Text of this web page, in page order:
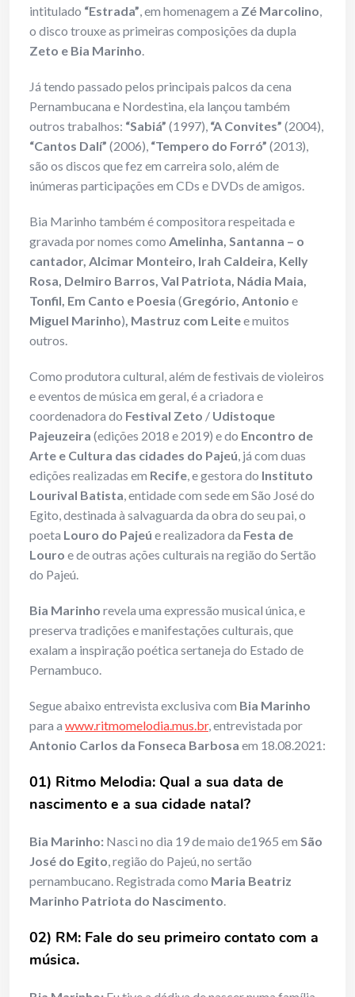
intitulado “Estrada”, em homenagem a Zé Marcolino,
o disco trouxe as primeiras composições da dupla
Zeto e Bia Marinho.
Já tendo passado pelos principais palcos da cena
Pernambucana e Nordestina, ela lançou também
outros trabalhos: “Sabiá” (1997), “A Convites” (2004),
“Cantos Dalí” (2006), “Tempero do Forró” (2013),
são os discos que fez em carreira solo, além de
inúmeras participações em CDs e DVDs de amigos.
Bia Marinho também é compositora respeitada e
gravada por nomes como Amelinha, Santanna – o
cantador, Alcimar Monteiro, Irah Caldeira, Kelly
Rosa, Delmiro Barros, Val Patriota, Nádia Maia,
Tonfil, Em Canto e Poesia (Gregório, Antonio e
Miguel Marinho), Mastruz com Leitee muitos
outros.
Como produtora cultural, além de festivais de violeiros
e eventos de música em geral, é a criadora e
coordenadora do Festival Zeto / Udistoque
Pajeuzeira (edições 2018 e 2019) e do Encontro de
Arte e Cultura das cidades do Pajeú, já com duas
edições realizadas em Recife, e gestora do Instituto
Lourival Batista, entidade com sede em São José do
Egito, destinada à salvaguarda da obra do seu pai, o
poeta Louro do Pajeú e realizadora da Festa de
Louro e de outras ações culturais na região do Sertão
do Pajeú.
Bia Marinho revela uma expressão musical única, e
preserva tradições e manifestações culturais, que
exalam a inspiração poética sertaneja do Estado de
Pernambuco.
Segue abaixo entrevista exclusiva com Bia Marinho
para a www.ritmomelodia.mus.br, entrevistada por
Antonio Carlos da Fonseca Barbosa em 18.08.2021:
01) Ritmo Melodia: Qual a sua data de
nascimento e a sua cidade natal?
Bia Marinho: Nasci no dia 19 de maio de1965 em São
José do Egito, região do Pajeú, no sertão
pernambucano. Registrada como Maria Beatriz
Marinho Patriota do Nascimento.
02) RM: Fale do seu primeiro contato com a
música.